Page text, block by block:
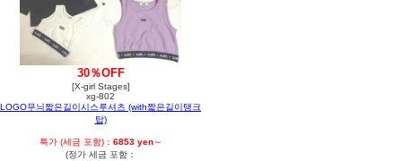
30％OFF
[X-girl Stages]
xg-802
LOGO무늬짧은길이시스루셔츠 (with짧은길이탱크
탑)
특가 (세금 포함)： 6853 yen～
(정가 세금 포함：